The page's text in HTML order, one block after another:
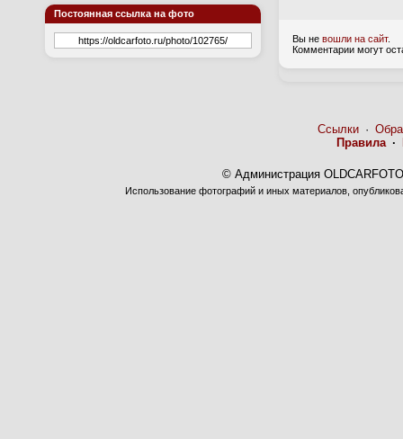
Постоянная ссылка на фото
Вы не вошли на сайт.
Комментарии могут
Ссылки·
Правила·
© Администрация
Использование фотографий и иных материалов,